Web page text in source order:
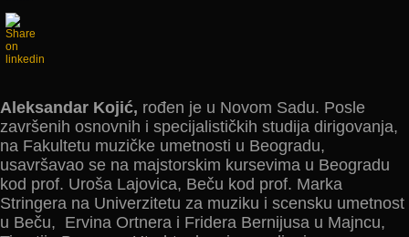
Aleksandar Kojić, rođen je u Novom Sadu. Posle
završenih osnovnih i specijalističkih studija dirigovanja,
na Fakultetu muzičke umetnosti u Beogradu,
usavršavao se na majstorskim kursevima u Beogradu
kod prof. Uroša Lajovica, Beču kod prof. Marka
Stringera na Univerzitetu za muziku i scensku umetnost
u Beču, Ervina Ortnera i Fridera Bernijusa u Majncu,